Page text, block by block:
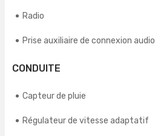
Radio
Prise auxiliaire de connexion audio
CONDUITE
Capteur de pluie
Régulateur de vitesse adaptatif